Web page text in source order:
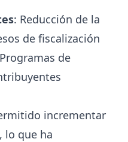
: Reducción de la
de fiscalización
de
incrementar
lo que ha